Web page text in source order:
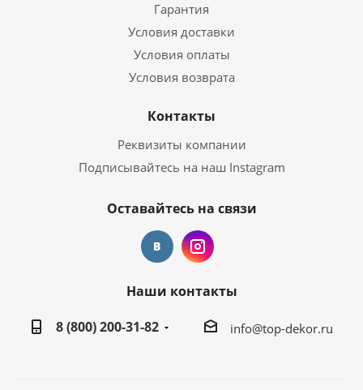
Гарантия
Условия доставки
Условия оплаты
Условия возврата
Контакты
Реквизиты компании
Подписывайтесь на наш Instagram
Оставайтесь на связи
Наши контакты
8 (800) 200-31-82
info@top-dekor.ru